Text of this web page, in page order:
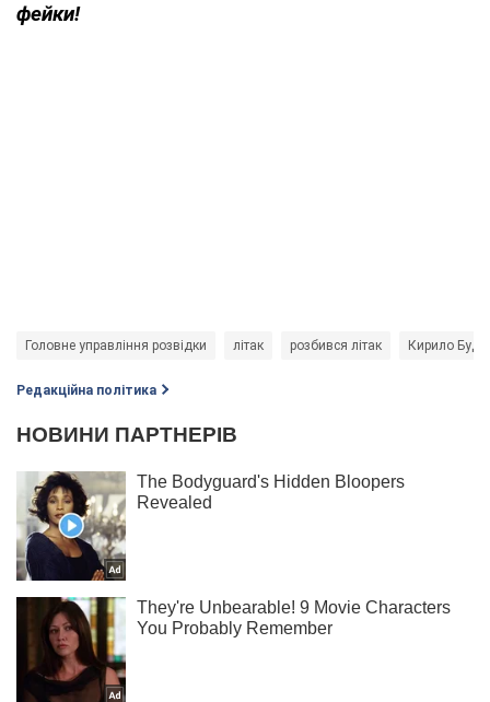
фейки!
Головне управління розвідки літак розбився літак Кирило
Редакційна політика